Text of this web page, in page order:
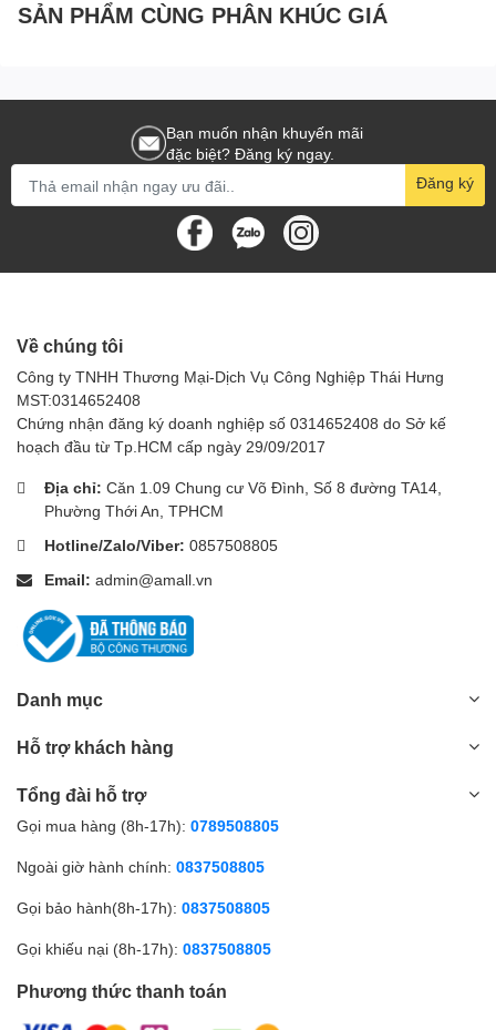
SẢN PHẨM CÙNG PHÂN KHÚC GIÁ
Bạn muốn nhận khuyến mãi
đặc biệt? Đăng ký ngay.
Đăng ký
Về chúng tôi
Công ty TNHH Thương Mại-Dịch Vụ Công Nghiệp Thái Hưng
MST:0314652408
Chứng nhận đăng ký doanh nghiệp số 0314652408 do Sở kế
hoạch đầu từ Tp.HCM cấp ngày 29/09/2017
Địa chỉ: Căn 1.09 Chung cư Võ Đình, Số 8 đường TA14,
Phường Thới An, TPHCM
Hotline/Zalo/Viber: 0857508805
Email: admin@amall.vn
Danh mục
Hỗ trợ khách hàng
Tổng đài hỗ trợ
Gọi mua hàng (8h-17h): 0789508805
Ngoài giờ hành chính: 0837508805
Gọi bảo hành(8h-17h): 0837508805
Gọi khiếu nại (8h-17h): 0837508805
Phương thức thanh toán